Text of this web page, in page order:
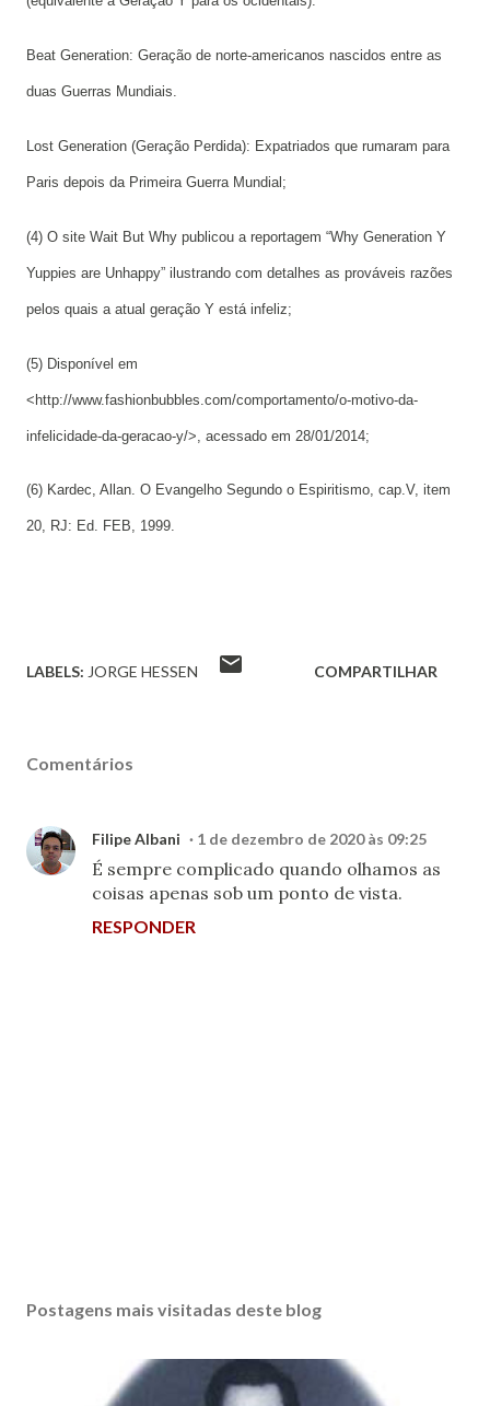
Beat Generation: Geração de norte-americanos nascidos entre as
duas Guerras Mundiais.
Lost Generation (Geração Perdida): Expatriados que rumaram para
Paris depois da Primeira Guerra Mundial;
(4) O site Wait But Why publicou a reportagem “Why Generation Y
Yuppies are Unhappy” ilustrando com detalhes as prováveis razões
pelos quais a atual geração Y está infeliz;
(5) Disponível em
<http://www.fashionbubbles.com/comportamento/o-motivo-da-
infelicidade-da-geracao-y/>, acessado em 28/01/2014;
(6) Kardec, Allan. O Evangelho Segundo o Espiritismo, cap.V, item
20, RJ: Ed. FEB, 1999.
LABELS: JORGE HESSEN COMPARTILHAR
Comentários
Filipe Albani 1 de dezembro de 2020 às 09:25
É sempre complicado quando olhamos as
coisas apenas sob um ponto de vista.
RESPONDER
s
Postagens mais visitadas deste blog